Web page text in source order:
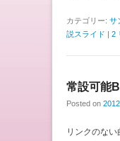
カテゴリー: サ
説スライド
2
常設可能
Posted on
リンクのな